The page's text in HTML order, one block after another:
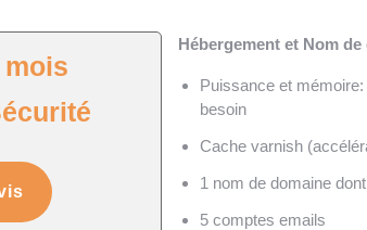
mois
Hébergement et Nom de
Puissance et
besoin
Cache varnish
1 nom de domaine
5 comptes emails